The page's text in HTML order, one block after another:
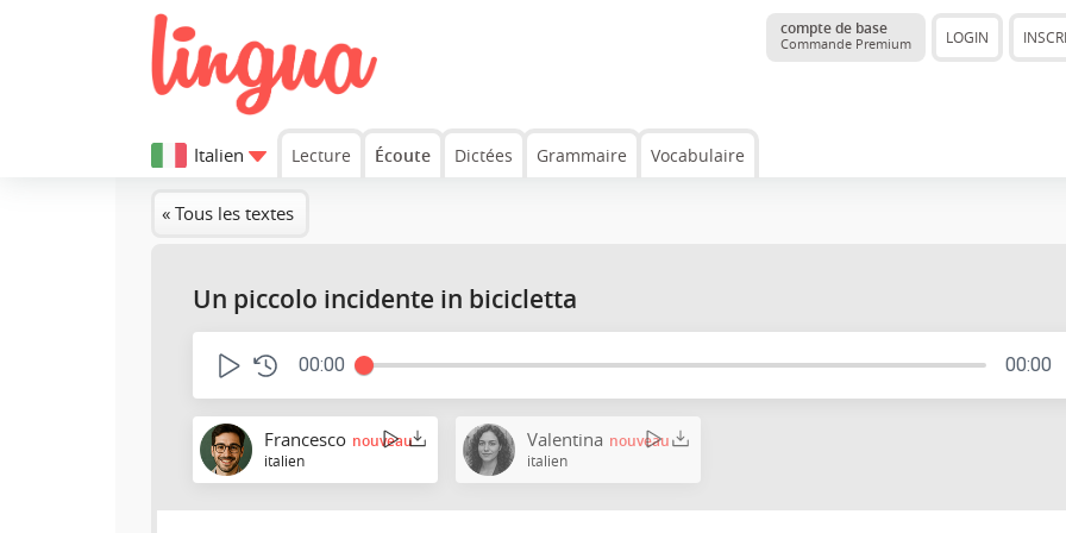
compte de base
Commande Premium LOGIN
Italien Lecture Écoute Dictées Grammaire Vocabulaire
« Tous les textes
Un piccolo incidente in bicicletta
00:00 00:00
Francesco nouveau
italien
Valentina nouveau
italien